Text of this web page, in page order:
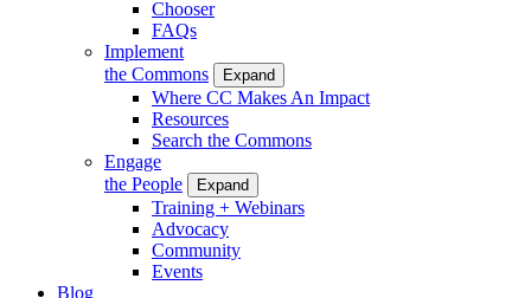
Chooser
FAQs
Implement
the Commons
Expand
Where CC Makes An Impact
Resources
Search the Commons
Engage
the People
Expand
Training + Webinars
Advocacy
Community
Events
Blog